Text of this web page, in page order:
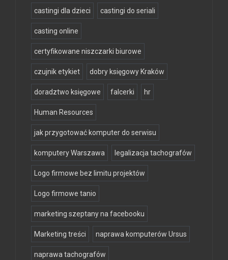
castingi dla dzieci castingi do seriali
casting online
certyfikowane niszczarki biurowe
czujnik etykiet dobry księgowy Kraków
doradztwo księgowe falcerki hr
Human Resources
jak przygotować komputer do serwisu
komputery Warszawa legalizacja tachografów
Logo firmowe bez limitu projektów
Logo firmowe tanio
marketing szeptany na facebooku
Marketing treści naprawa komputerów Ursus
naprawa tachografów